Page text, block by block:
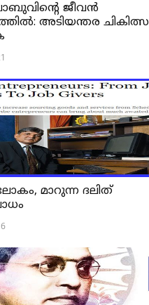
ജീവൻ
അടിയന്തര ചികിത്സ
മാറുന്ന ദലിത്